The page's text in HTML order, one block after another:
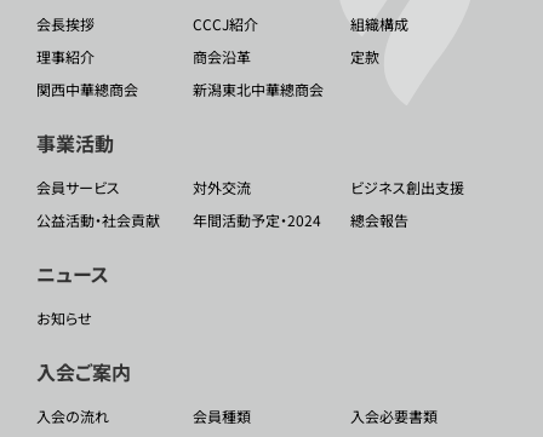
会長挨拶 CCCJ紹介
組織構成
理事紹介
商会沿革
定款
関西中華總商会
新潟東北中華總商会
事業活動
会員サービス 対外交流
ビジネス創出支援
公益活動・社会貢献
年間活動予定・2024 總会報告
ニュース
お知らせ
入会ご案内
入会の流れ 会員種類
入会必要書類